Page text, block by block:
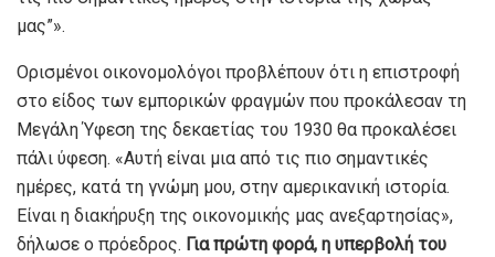
μας”».
Ορισμένοι οικονομολόγοι προβλέπουν ότι η επιστροφή
στο είδος των εμπορικών φραγμών που προκάλεσαν τη
Μεγάλη Ύφεση της δεκαετίας του 1930 θα προκαλέσει
πάλι ύφεση. «Αυτή είναι μια από τις πιο σημαντικές
ημέρες, κατά τη γνώμη μου, στην αμερικανική ιστορία.
Είναι η διακήρυξη της οικονομικής μας ανεξαρτησίας»,
δήλωσε ο πρόεδρος. Για πρώτη φορά, η υπερβολή του